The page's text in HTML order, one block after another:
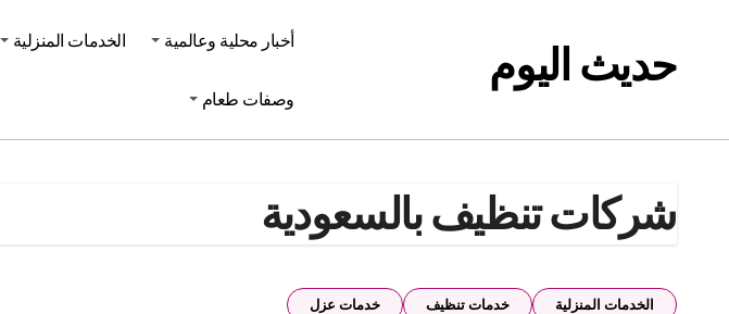
contentحديث اليوم أخبار محلية وعالمية الخدمات المنزلية
وصفات طعام
شركات تنظيف بالسعودية
الخدمات المنزلية خدمات تنظيف خدمات عزل